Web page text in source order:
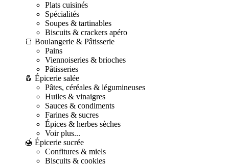
Plats cuisinés
Spécialités
Soupes & tartinables
Biscuits & crackers apéro
🍞 Boulangerie & Pâtisserie
Pains
Viennoiseries & brioches
Pâtisseries
🧂 Épicerie salée
Pâtes, céréales & légumineuses
Huiles & vinaigres
Sauces & condiments
Farines & sucres
Épices & herbes sèches
Voir plus...
🍯 Épicerie sucrée
Confitures & miels
Biscuits & cookies